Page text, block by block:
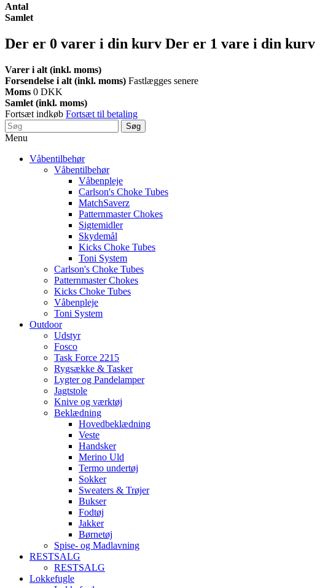
Antal
Samlet
Der er 0 varer i din kurv Der er 1 vare i din kurv
Varer i alt (inkl. moms)
Forsendelse i alt (inkl. moms) Fastlægges senere
Moms 0 DKK
Samlet (inkl. moms)
Fortsæt indkøb Fortsæt til betaling
Søg
Menu
Våbentilbehør
Våbentilbehør
Våbenpleje
Carlson's Choke Tubes
MatchSaverz
Patternmaster Chokes
Sigtemidler
Skydemål
Kicks Choke Tubes
Toni System
Carlson's Choke Tubes
Patternmaster Chokes
Kicks Choke Tubes
Våbenpleje
Toni System
Outdoor
Udstyr
Fosco
Task Force 2215
Rygsække & Tasker
Lygter og Pandelamper
Jagtstole
Knive og værktøj
Beklædning
Hovedbeklædning
Veste
Handsker
Merino Uld
Termo undertøj
Sokker
Sweaters & Trøjer
Bukser
Fodtøj
Jakker
Børnetøj
Spise- og Madlavning
RESTSALG
RESTSALG
Lokkefugle